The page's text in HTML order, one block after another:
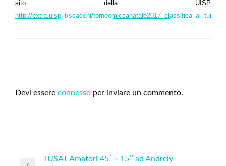
sito della UISP
http://extra.uisp.it/scacchi/
Devi essere connesso per inviare un commento.
Navigazione
TUSAT Amatori 45′ + 15″ ad Andreiy